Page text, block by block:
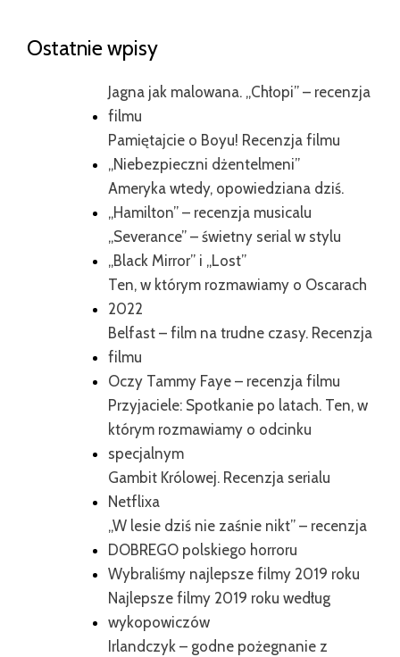
Ostatnie wpisy
Jagna jak malowana. „Chłopi” – recenzja
filmu
Pamiętajcie o Boyu! Recenzja filmu
„Niebezpieczni dżentelmeni”
Ameryka wtedy, opowiedziana dziś.
„Hamilton” – recenzja musicalu
„Severance” – świetny serial w stylu
„Black Mirror” i „Lost”
Ten, w którym rozmawiamy o Oscarach
2022
Belfast – film na trudne czasy. Recenzja
filmu
Oczy Tammy Faye – recenzja filmu
Przyjaciele: Spotkanie po latach. Ten, w
którym rozmawiamy o odcinku
specjalnym
Gambit Królowej. Recenzja serialu
Netflixa
„W lesie dziś nie zaśnie nikt” – recenzja
DOBREGO polskiego horroru
Wybraliśmy najlepsze filmy 2019 roku
Najlepsze filmy 2019 roku według
wykopowiczów
Irlandczyk – godne pożegnanie z